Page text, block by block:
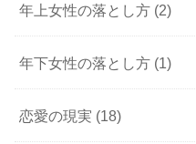
年上女性の落とし方 (2)
年下女性の落とし方 (1)
恋愛の現実 (18)